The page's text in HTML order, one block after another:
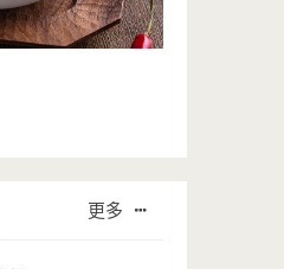
更多